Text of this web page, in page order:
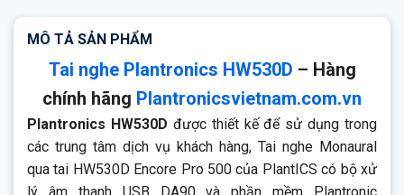
Plantronics Manager Pro, một dịch vụ bổ sung, là một giải
pháp quản lý tài sản và âm thanh tích hợp đầy đủ cho các
trung tâm dịch vụ khách hàng. Quản lý tập trung với Plantronic
Manager Pro cho phép IT theo dõi thông tin chi tiết về thiết bị.
Và sự thoải mái cả ngày với chất lượng âm thanh vượt trội –
bao gồm micrô khử tiếng ồn với âm thanh băng rộng – cung
cấp cho đại diện dịch vụ khách hàng các công cụ họ cần để
cung cấp các tương tác khách hàng nổi bật.
MÔ TẢ SẢN PHẨM
Tai nghe Plantronics HW530D – Hàng
chính hãng Plantronicsvietnam.com.vn
Plantronics HW530D được thiết kế để sử dụng trong
các trung tâm dịch vụ khách hàng, Tai nghe Monaural
qua tai HW530D Encore Pro 500 của PlantICS có bộ xử